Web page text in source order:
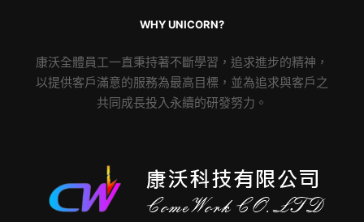
WHY UNICORN?
康沃全體員工一直秉持著不斷學習，追求進步的精神，
以提供客戶滿意的服務為最高目標，並為追求與客戶之
共同成長投入永續的研發努力。